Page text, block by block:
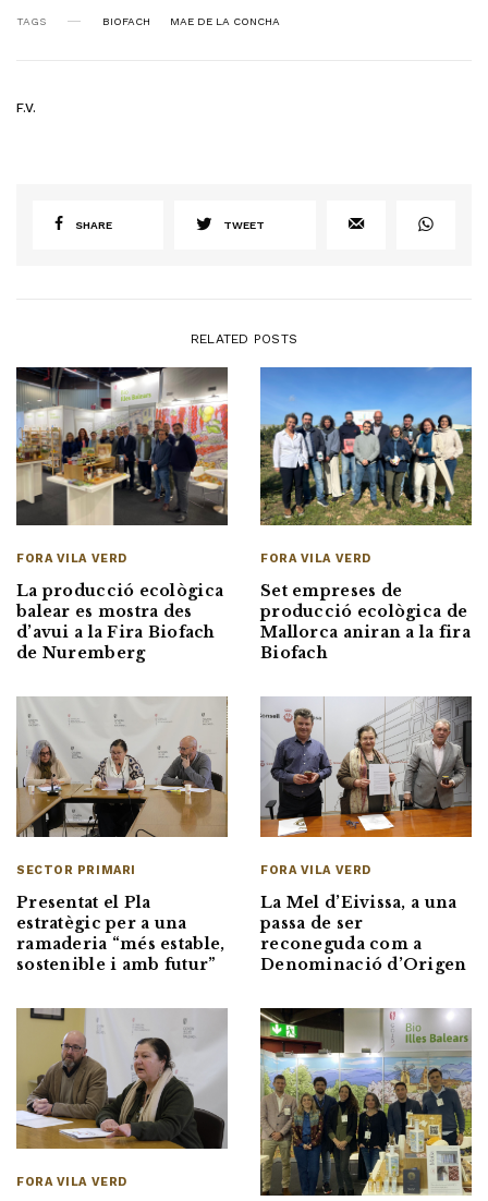
TAGS BIOFACH MAE DE LA CONCHA
F.V.
SHARE TWEET
RELATED POSTS
FORA VILA VERD
La producció ecològica
balear es mostra des
d’avui a la Fira Biofach
de Nuremberg
FORA VILA VERD
Set empreses de
producció ecològica de
Mallorca aniran a la fira
Biofach
SECTOR PRIMARI
Presentat el Pla
estratègic per a una
ramaderia “més estable,
sostenible i amb futur”
FORA VILA VERD
La Mel d’Eivissa, a una
passa de ser
reconeguda com a
Denominació d’Origen
FORA VILA VERD